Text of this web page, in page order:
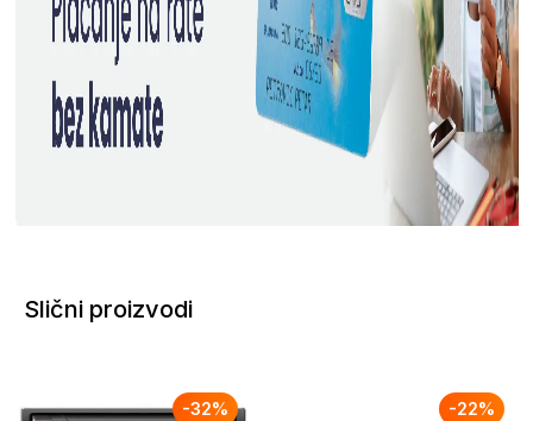
Slični proizvodi
-32% -22%